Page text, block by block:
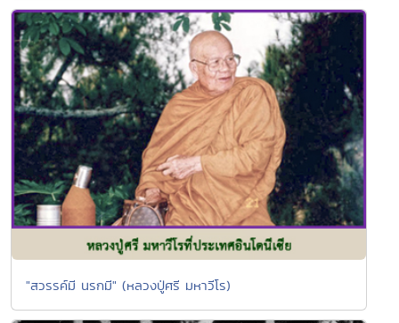
"สวรรค์มี นรกมี" (หลวงปู่ศรี มหาวีโร)